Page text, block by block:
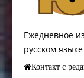
Ежедневное
русском языке
Контакт с